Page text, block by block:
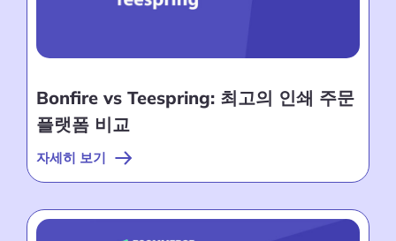
Bonfire vs Teespring: 최고의 인쇄 주문
플랫폼 비교
자세히 보기